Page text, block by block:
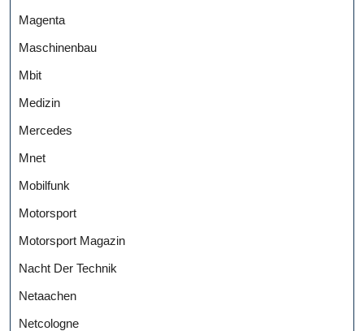
Magenta
Maschinenbau
Mbit
Medizin
Mercedes
Mnet
Mobilfunk
Motorsport
Motorsport Magazin
Nacht Der Technik
Netaachen
Netcologne